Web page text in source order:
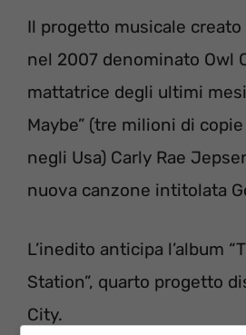
Il progetto musicale creato
nel 2007 denominato Owl
mattatrice degli ultimi
Maybe” (tre milioni di
negli Usa) Carly Rae
nuova canzone intitolata
L’inedito anticipa l’album
Station”, quarto progetto
City.